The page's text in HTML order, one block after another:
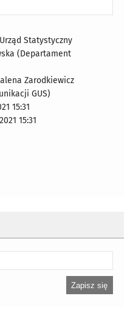
Statystyczny
(Departament
Zarodkiewicz
GUS)
15:31
15:31